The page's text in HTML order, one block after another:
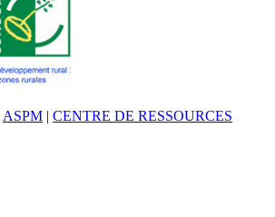
ASPM | CENTRE DE RESSOURCES